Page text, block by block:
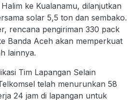
ke Kualanamu, dilanjutkan
solar 5,5 ton dan sembako.
rencana pengiriman 330 pack
Banda Aceh akan memperkuat
lainnya.
Tim Lapangan Selain
telah menurunkan 58
24 jam di lapangan untuk